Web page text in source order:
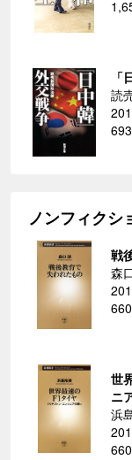
読
ノンフィクシ
戦
森
世
ニ
浜